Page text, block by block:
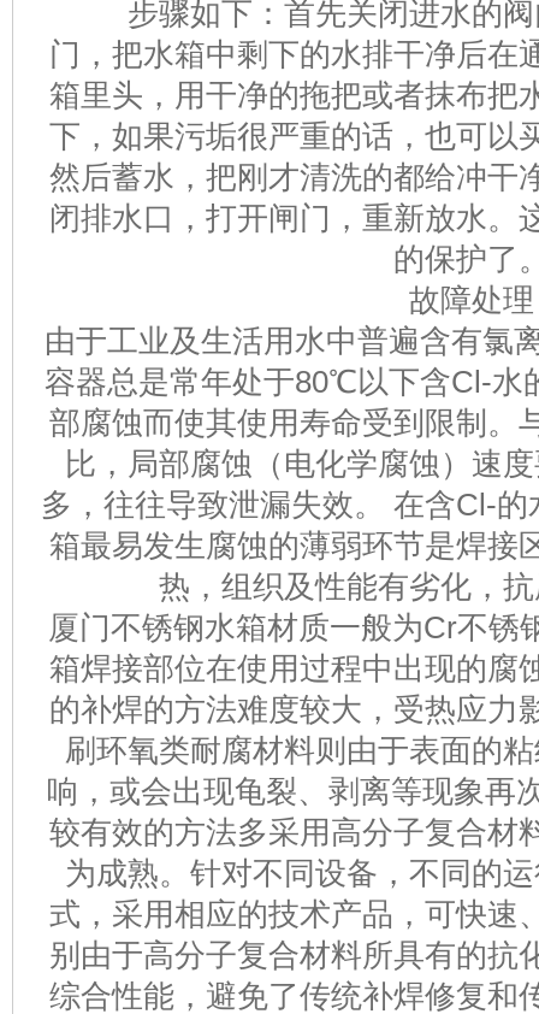
步骤如下：首先关闭进水的阀
门，把水箱中剩下的水排干净后在
箱里头，用干净的拖把或者抹布把
下，如果污垢很严重的话，也可以
然后蓄水，把刚才清洗的都给冲干
闭排水口，打开闸门，重新放水。
的保护了
故障处理
由于工业及生活用水中普遍含有氯
容器总是常年处于80℃以下含Cl-水
部腐蚀而使其使用寿命受到限制。
比，局部腐蚀（电化学腐蚀）速
多，往往导致泄漏失效。 在含Cl-
箱最易发生腐蚀的薄弱环节是焊接
热，组织及性能有劣化，
厦门不锈钢水箱材质一般为Cr不锈
箱焊接部位在使用过程中出现的腐
的补焊的方法难度较大，受热应力
刷环氧类耐腐材料则由于表面的
响，或会出现龟裂、剥离等现象再
较有效的方法多采用高分子复合材
为成熟。针对不同设备，不同的
式，采用相应的技术产品，可快速
别由于高分子复合材料所具有的抗
综合性能，避免了传统补焊修复和